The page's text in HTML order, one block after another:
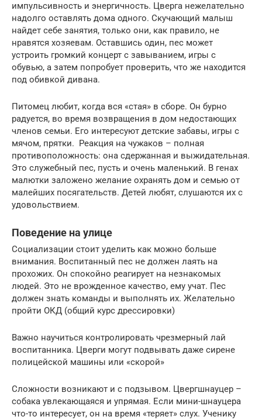
импульсивность и энергичность. Цверга нежелательно
надолго оставлять дома одного. Скучающий малыш
найдет себе занятия, только они, как правило, не
нравятся хозяевам. Оставшись один, пес может
устроить громкий концерт с завыванием, игры с
обувью, а затем попробует проверить, что же находится
под обивкой дивана.
Питомец любит, когда вся «стая» в сборе. Он бурно
радуется, во время возвращения в дом недостающих
членов семьи. Его интересуют детские забавы, игры с
мячом, прятки. Реакция на чужаков – полная
противоположность: она сдержанная и выжидательная.
Это служебный пес, пусть и очень маленький. В генах
малютки заложено желание охранять дом и семью от
малейших посягательств. Детей любят, слушаются их с
удовольствием.
Поведение на улице
Социализации стоит уделить как можно больше
внимания. Воспитанный пес не должен лаять на
прохожих. Он спокойно реагирует на незнакомых
людей. Это не врожденное качество, ему учат. Пес
должен знать команды и выполнять их. Желательно
пройти ОКД (общий курс дрессировки)
Важно научиться контролировать чрезмерный лай
воспитанника. Цверги могут подвывать даже сирене
полицейской машины или «скорой»
Сложности возникают и с подзывом. Цвергшнауцер –
собака увлекающаяся и упрямая. Если мини-шнауцера
что-то интересует, он на время «теряет» слух. Ученику